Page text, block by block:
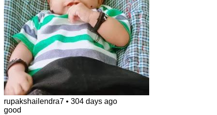
rupakshailendra7 • 304 days ago
good